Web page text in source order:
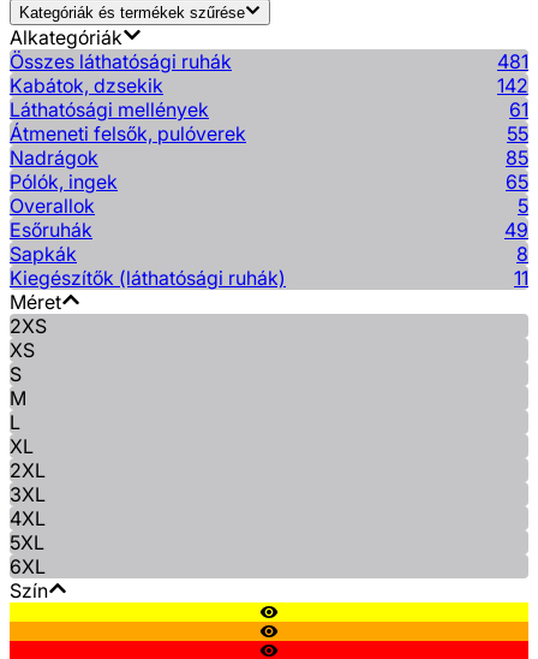
Kategóriák és termékek szűrése
Alkategóriák
Összes láthatósági ruhák
481
Kabátok, dzsekik
142
Láthatósági mellények
61
Átmeneti felsők, pulóverek
55
Nadrágok
85
Pólók, ingek
65
Overallok
5
Esőruhák
49
Sapkák
8
Kiegészítők (láthatósági ruhák)
11
Méret
2XS
XS
S
M
L
XL
2XL
3XL
4XL
5XL
6XL
Szín